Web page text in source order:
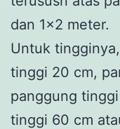
dan 1×2 meter.
Untuk
tinggi 20 cm,
panggung
tinggi 60 cm